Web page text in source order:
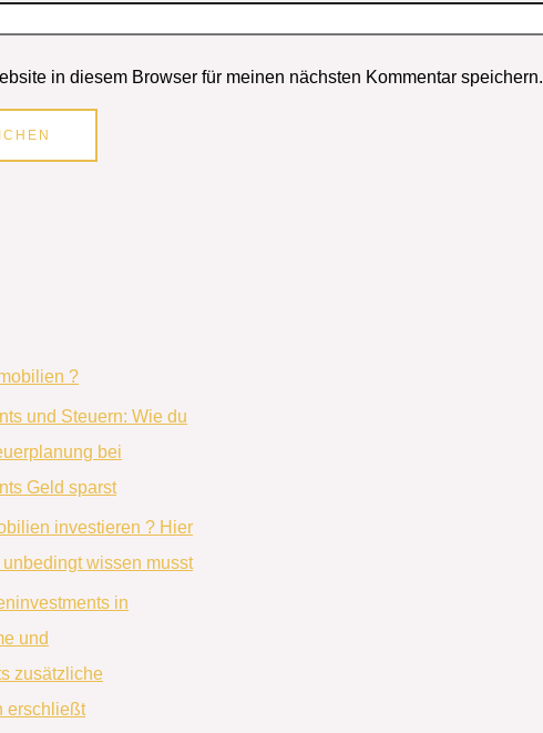
in diesem Browser für meinen nächsten Kommentar speichern.
?
und Steuern: Wie du
bei
Geld sparst
investieren ? Hier
wissen musst
in
und
zusätzliche
erschließt